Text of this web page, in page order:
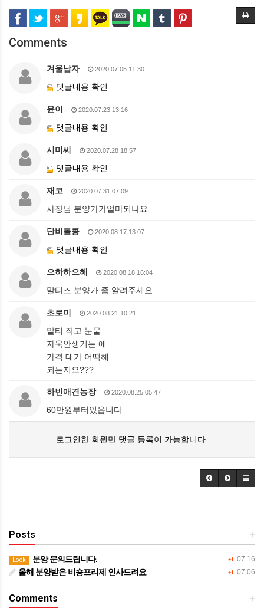
Comments
겨울남자 2020.07.05 11:30
댓글내용 확인
윤이 2020.07.23 13:16
댓글내용 확인
시미씨 2020.07.28 18:57
댓글내용 확인
재코 2020.07.31 07:09
사장님 분양가가얼마되나요
단비돌콩 2020.08.17 13:07
댓글내용 확인
으하하으헤 2020.08.18 16:04
말티즈 분양가 좀 알려주세요
초로미 2020.08.21 10:21
말티 작고 눈물
자욱안생기는 애
가격 대가 어떡해
되는지요???
하빈애견농장 2020.08.25 05:47
60만원부터있읍니다
로그인한 회원만 댓글 등록이 가능합니다.
+
Posts
+1 07.16
Lock 분양 문의드립니다.
+1 07.06
올해 분양받은 비숑프리제 인사드려요
+
Comments